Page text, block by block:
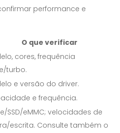
performance e
O que verificar
cores, frequência
turbo.
e versão do driver.
e frequência.
SSD/eMMC; velocidades de
escrita. Consulte também o